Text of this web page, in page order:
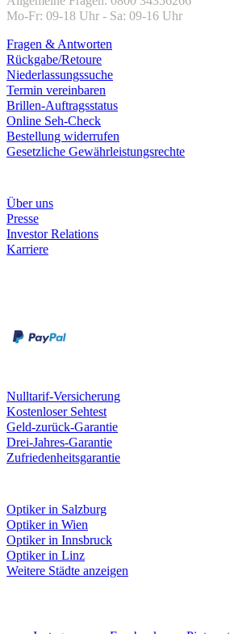
Mo-Fr: 09-18 Uhr - Sa: 09-16 Uhr
Fragen & Antworten
Rückgabe/Retoure
Niederlassungssuche
Termin vereinbaren
Brillen-Auftragsstatus
Online Seh-Check
Bestellung widerrufen
Gesetzliche Gewährleistungsrechte
Über uns
Presse
Investor Relations
Karriere
Nulltarif-Versicherung
Kostenloser Sehtest
Geld-zurück-Garantie
Drei-Jahres-Garantie
Zufriedenheitsgarantie
Optiker in Salzburg
Optiker in Wien
Optiker in Innsbruck
Optiker in Linz
Weitere Städte anzeigen